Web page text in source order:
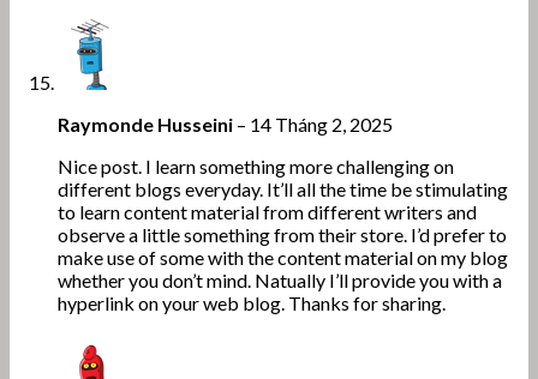
Raymonde Husseini – 14 Tháng 2, 2025
Nice post. I learn something more challenging on
different blogs everyday. It’ll all the time be stimulating
to learn content material from different writers and
observe a little something from their store. I’d prefer to
make use of some with the content material on my blog
whether you don’t mind. Natually I’ll provide you with a
hyperlink on your web blog. Thanks for sharing.